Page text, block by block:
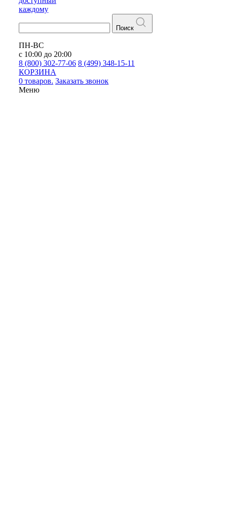
каждому
Поиск
ПН-ВС
с 10:00 до 20:00
8 (800) 302-77-06 8 (499) 348-15-11
КОРЗИНА
0 товаров. Заказать звонок
Меню